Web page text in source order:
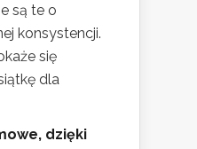
są te o
konsystencji.
się
dla
dzięki